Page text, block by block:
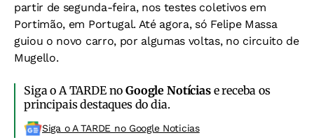
partir de segunda-feira, nos testes coletivos em
Portimão, em Portugal. Até agora, só Felipe Massa
guiou o novo carro, por algumas voltas, no circuito de
Mugello.
Siga o A TARDE noGoogle Notíciase receba os
principais destaques do dia.
Siga o A TARDE no Google Noticias